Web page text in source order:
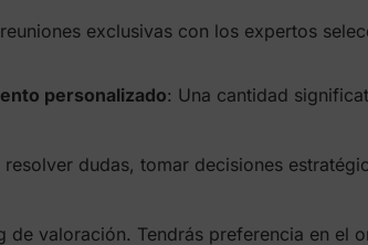
exclusivas con los expertos
personalizado: Una cantidad
dudas, tomar decisiones
de valoración. Tendrás preferencia en el